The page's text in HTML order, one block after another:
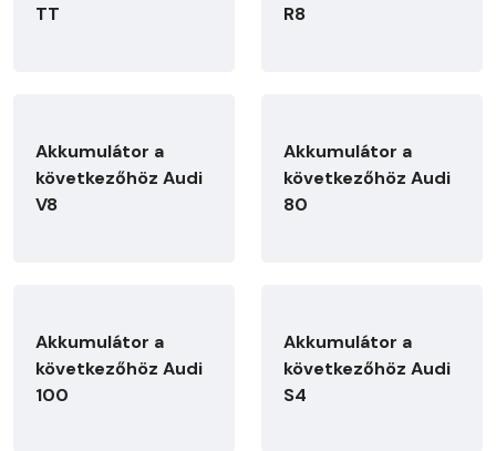
TT
R8
Akkumulátor a
következőhöz Audi
V8
Akkumulátor a
következőhöz Audi
80
Akkumulátor a
következőhöz Audi
100
Akkumulátor a
következőhöz Audi
S4